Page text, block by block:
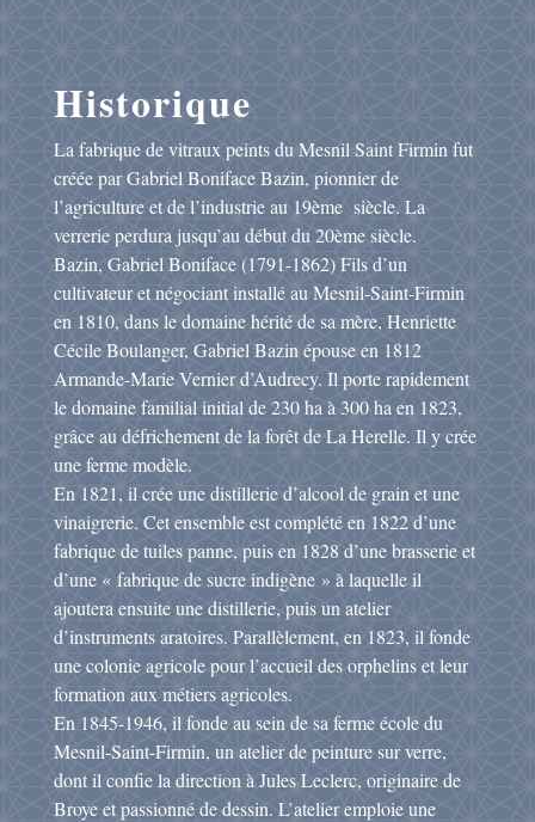
Historique
La fabrique de vitraux peints du Mesnil Saint Firmin fut
créée par Gabriel Boniface Bazin, pionnier de
l’agriculture et de l’industrie au 19ème siècle. La
verrerie perdura jusqu’au début du 20ème siècle.
Bazin, Gabriel Boniface (1791-1862) Fils d’un
cultivateur et négociant installé au Mesnil-Saint-Firmin
en 1810, dans le domaine hérité de sa mère, Henriette
Cécile Boulanger, Gabriel Bazin épouse en 1812
Armande-Marie Vernier d’Audrecy. Il porte rapidement
le domaine familial initial de 230 ha à 300 ha en 1823,
grâce au défrichement de la forêt de La Herelle. Il y crée
une ferme modèle.
En 1821, il crée une distillerie d’alcool de grain et une
vinaigrerie. Cet ensemble est complété en 1822 d’une
fabrique de tuiles panne, puis en 1828 d’une brasserie et
d’une « fabrique de sucre indigène » à laquelle il
ajoutera ensuite une distillerie, puis un atelier
d’instruments aratoires. Parallèlement, en 1823, il fonde
une colonie agricole pour l’accueil des orphelins et leur
formation aux métiers agricoles.
En 1845-1946, il fonde au sein de sa ferme école du
Mesnil-Saint-Firmin, un atelier de peinture sur verre,
dont il confie la direction à Jules Leclerc, originaire de
Broye et passionné de dessin. L’atelier emploie une